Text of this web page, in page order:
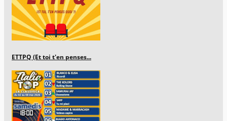
ETTPQ (Et toi t'en penses...